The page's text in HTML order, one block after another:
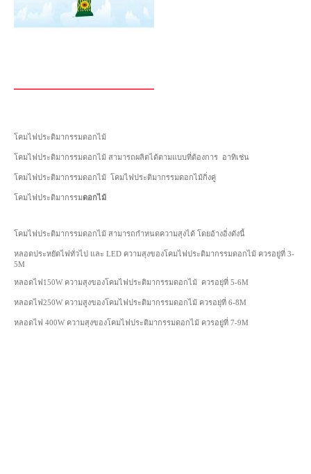
โคมไฟประติมากรรมดอกไม้
โคมไฟประติมากรรมดอกไม้ สามารถผลิตได้ตามแบบที่ต้องการ อาทิเช่น
โคมไฟประติมากรรมดอกไม้ โคมไฟประติมากรรมดอกไม้กิ่งคู่
โคมไฟประติมากรรมดอกไม้
โคมไฟประติมากรรมดอกไม้ สามารถกำหนดความสุงได้ โดยอ้างอิ่งดังนี้
หลอดประหยัดไฟทั่วไป และ LED ความสุงของโคมไฟประติมากรรมดอกไม้ ควรอยู่ที่ 3-
5M
หลอดไฟ150W ความสุงของโคมไฟประติมากรรมดอกไม้ ควรอยุ่ที่ 5-6M
หลอดไฟ250W ความสูงของโคมไฟประติมากรรมดอกไม้ ควรอยุ่ที่ 6-8M
หลอดไฟ 400W ความสุงของโคมไฟประติมากรรมดอกไม้ ควรอยู่ที่ 7-9M